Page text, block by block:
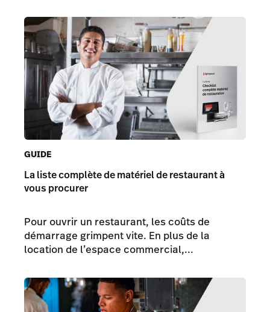
GUIDE
La liste complète de matériel de restaurant à
vous procurer
Pour ouvrir un restaurant, les coûts de
démarrage grimpent vite. En plus de la
location de l’espace commercial,...